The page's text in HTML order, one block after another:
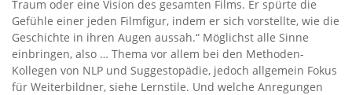
Traum oder eine Vision des gesamten Films. Er spürte die
Gefühle einer jeden Filmfigur, indem er sich vorstellte, wie die
Geschichte in ihren Augen aussah.“ Möglichst alle Sinne
einbringen, also … Thema vor allem bei den Methoden-
Kollegen von NLP und Suggestopädie, jedoch allgemein Fokus
für Weiterbildner, siehe Lernstile. Und welche Anregungen